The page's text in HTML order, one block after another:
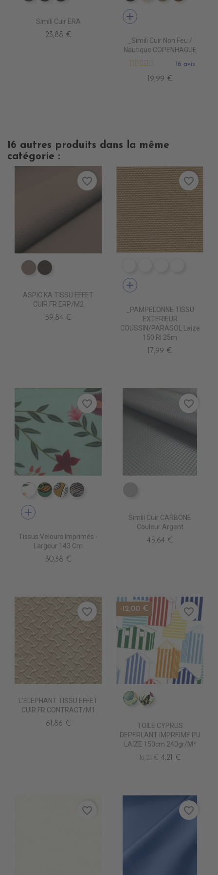
Simili Cuir ERA
23,88 €
add
_Simili Cuir Non Feu /
Nautique COPENHAGUE
16 avis
19,99 €
16 autres produits dans la même
catégorie :
ED0500 TAUPE KA
ED0501 VIENNOIS KA
ASPIC KA TISSU EFFET
CUIR FR ERP/M2
59,84 €
favorite_border
add
_PAMPELONNE TISSU
EXTERIEUR
COUSSIN/PARASOL Laize
150 Rl 25m
17,99 €
favorite_border
IV0110 ALIGARH BLANC
IV0131 KOCHI CIEL
IV0122 NODIA VENITIEN
IV0123 NODIA TAUPE
add
Tissus Velours Imprimés -
Largeur 143 Cm
30,38 €
favorite_border
Simili Cuir CARBONE
Couleur Argent
45,64 €
favorite_border
L'ELEPHANT TISSU EFFET
CUIR FR CONTRACT/M1
61,86 €
favorite_border
IM0805 FAUVE
TOILE CYPRUS
DEPERLANT IMPREIME PU
LAIZE 150cm 240gr/m²
16,21 € 4,21 €
-12,00 € favorite_border
favorite_border favorite_border